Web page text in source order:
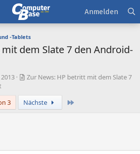
Anmelden
-Tablets
dem Slate 7 den Android-
Zur News: HP betritt mit dem Slate 7
3
Nächste